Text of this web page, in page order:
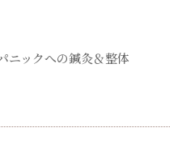
ニックへの鍼灸＆整体